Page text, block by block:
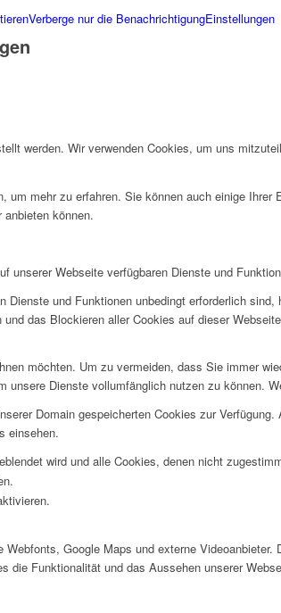
Verberge nur die BenachrichtigungEinstellungen
werden. Wir verwenden Cookies, um uns
um mehr zu erfahren. Sie können auch einige
können.
unserer Webseite verfügbaren Dienste und
Dienste und Funktionen unbedingt erforderlich
das Blockieren aller Cookies auf dieser
möchten. Um zu vermeiden, dass Sie immer
Dienste vollumfänglich nutzen zu können.
Domain gespeicherten Cookies zur
einsehen.
wird und alle Cookies, denen nicht
Google Maps und externe
die Funktionalität und das Aussehen unserer